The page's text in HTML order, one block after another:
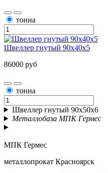
тонна
Швеллер гнутый 90х40х5
86000 руб
тонна
Швеллер гнутый 90х50х6
Металлобаза МПК Гермес
МПК Гермес
металлопрокат Красноярск